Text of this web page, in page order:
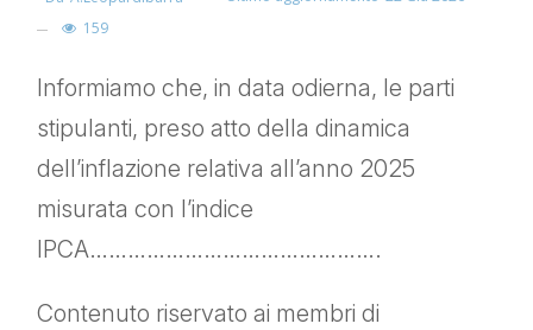
159
Informiamo che, in data odierna, le parti
stipulanti, preso atto della dinamica
dell’inflazione relativa all’anno 2025
misurata con l’indice
IPCA……………………………………….
Contenuto riservato ai membri di